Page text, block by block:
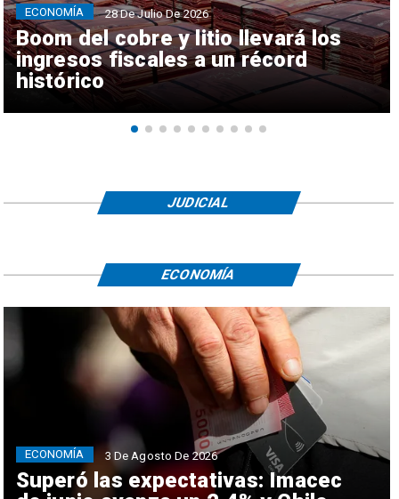
Boom del cobre y litio llevará los
ingresos fiscales a un récord
histórico
ECONOMÍA 28 De Julio De 2026
JUDICIAL
Superó las expectativas: Imacec
ECONOMÍA 3 De Agosto De 2026
ECONOMÍA